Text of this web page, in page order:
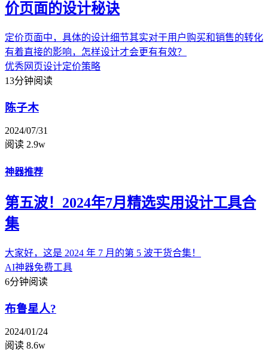
价页面的设计秘诀
定价页面中，具体的设计细节其实对于用户购买和销售的转化
有着直接的影响，怎样设计才会更有有效？
优秀网页设计定价策略
13分钟阅读
陈子木
2024/07/31
阅读 2.9w
神器推荐
第五波！2024年7月精选实用设计工具合
集
大家好，这是 2024 年 7 月的第 5 波干货合集！
AI神器免费工具
6分钟阅读
布鲁星人?
2024/01/24
阅读 8.6w